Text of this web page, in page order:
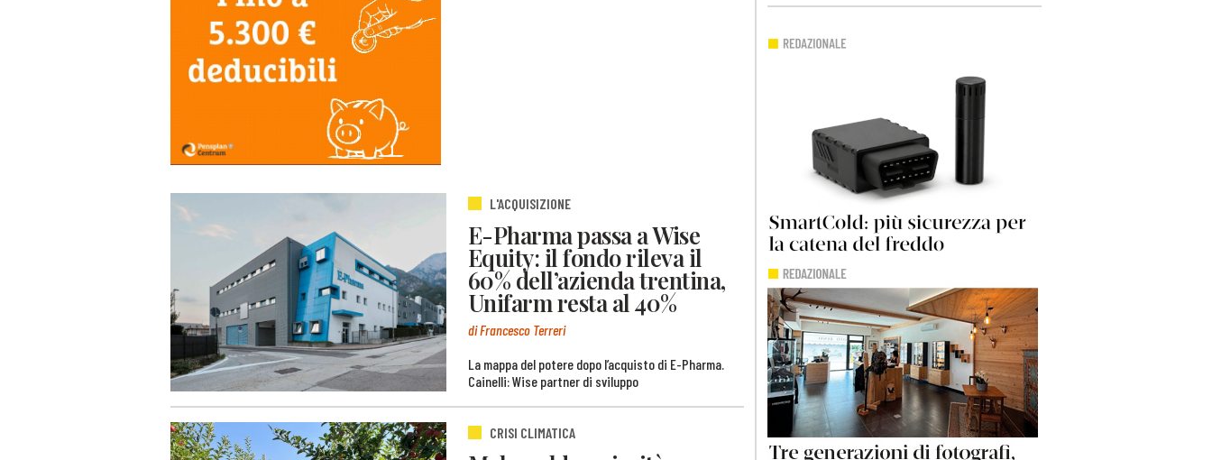
L'ACQUISIZIONE
E-Pharma passa a Wise
Equity: il fondo rileva il
60% dell’azienda trentina,
Unifarm resta al 40%
di Francesco Terreri
La mappa del potere dopo l’acquisto di E-Pharma.
Cainelli: Wise partner di sviluppo
CRISI CLIMATICA